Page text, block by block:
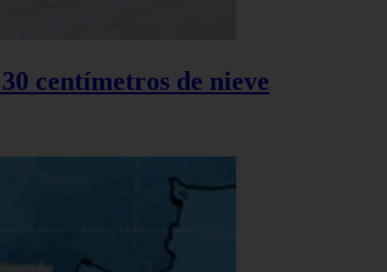
centímetros de nieve